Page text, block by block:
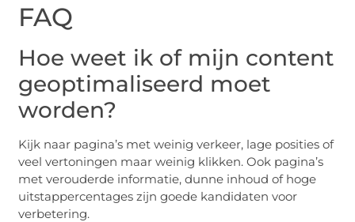
FAQ
Hoe weet ik of mijn content
geoptimaliseerd moet
worden?
Kijk naar pagina’s met weinig verkeer, lage posities of
veel vertoningen maar weinig klikken. Ook pagina’s
met verouderde informatie, dunne inhoud of hoge
uitstappercentages zijn goede kandidaten voor
verbetering.